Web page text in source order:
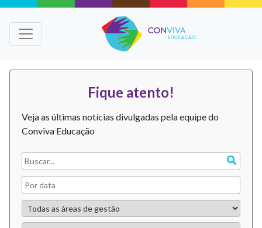
Fique atento!
Veja as últimas notícias divulgadas pela equipe do
Conviva Educação